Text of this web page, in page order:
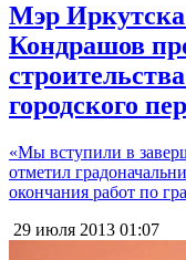
Мэр
Кондрашов
городского
«Мы вступили в
отметил
окончания работ по
29 июля 2013 01:07